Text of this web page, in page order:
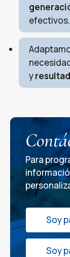
efectivos.
y
Para
Soy
Soy